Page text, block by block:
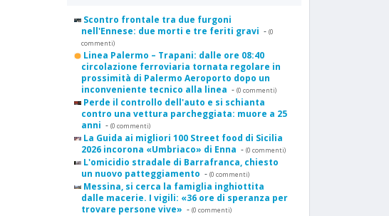
Scontro frontale tra due furgoni
nell'Ennese: due morti e tre feriti gravi - (0
commenti)
Linea Palermo – Trapani: dalle ore 08:40
circolazione ferroviaria tornata regolare in
prossimità di Palermo Aeroporto dopo un
inconveniente tecnico alla linea - (0 commenti)
Perde il controllo dell'auto e si schianta
contro una vettura parcheggiata: muore a 25
anni - (0 commenti)
La Guida ai migliori 100 Street food di Sicilia
2026 incorona «Umbriaco» di Enna - (0 commenti)
L'omicidio stradale di Barrafranca, chiesto
un nuovo patteggiamento - (0 commenti)
Messina, si cerca la famiglia inghiottita
dalle macerie. I vigili: «36 ore di speranza per
trovare persone vive» - (0 commenti)